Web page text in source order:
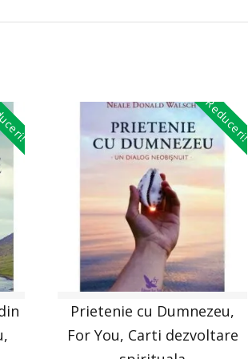
Reduceri!
Prietenie cu Dumnezeu,
For You, Carti dezvoltare